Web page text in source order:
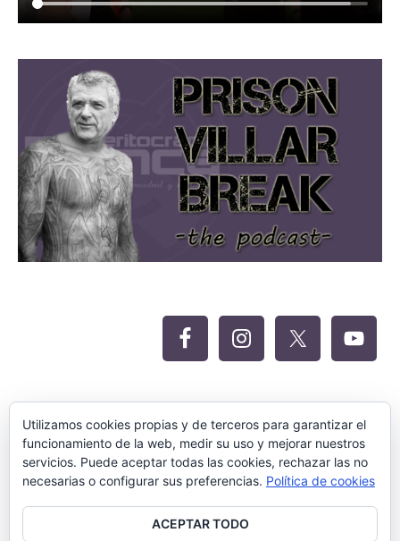
Utilizamos cookies propias y de terceros para garantizar el
funcionamiento de la web, medir su uso y mejorar nuestros
servicios. Puede aceptar todas las cookies, rechazar las no
necesarias o configurar sus preferencias. Política de cookies
ACEPTAR TODO